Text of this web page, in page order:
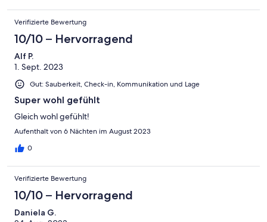
können dieses Haus jedem empfehlen, der schwedisches Flair
und Ruhe sucht.
Verifizierte Bewertung
10/10 – Hervorragend
Alf P.
1. Sept. 2023
Gut: Sauberkeit, Check-in, Kommunikation und Lage
Super wohl gefühlt
Gleich wohl gefühlt!
Aufenthalt von 6 Nächten im August 2023
0
Verifizierte Bewertung
10/10 – Hervorragend
Daniela G.